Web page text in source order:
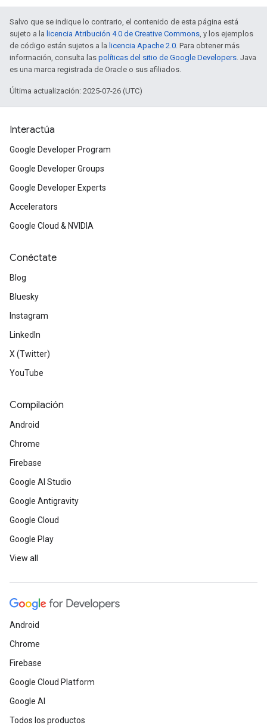
Salvo que se indique lo contrario, el contenido de esta página está
sujeto a la licencia Atribución 4.0 de Creative Commons, y los ejemplos
de código están sujetos a la licencia Apache 2.0. Para obtener más
información, consulta las políticas del sitio de Google Developers. Java
es una marca registrada de Oracle o sus afiliados.
Última actualización: 2025-07-26 (UTC)
Interactúa
Google Developer Program
Google Developer Groups
Google Developer Experts
Accelerators
Google Cloud & NVIDIA
Conéctate
Blog
Bluesky
Instagram
LinkedIn
X (Twitter)
YouTube
Compilación
Android
Chrome
Firebase
Google AI Studio
Google Antigravity
Google Cloud
Google Play
View all
Android
Chrome
Firebase
Google Cloud Platform
Google AI
Todos los productos